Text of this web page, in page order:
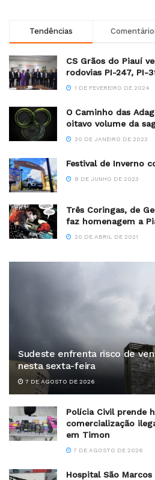
Tendências
CS Grãos do Piauí
rodovias PI-247, PI-
1 DE FEVEREIRO DE 2024
O Caminho das
oitavo volume da
30 DE JANEIRO DE 2023
Festival de Inverno
8 DE JUNHO DE 2023
Três Coringas, de
faz homenagem a
20 DE ABRIL DE 2021
Sudeste enfrenta risco de
nesta sexta-feira
7 DE AGOSTO DE 2026
Polícia Civil prende
comercialização
em Timon
7 DE AGOSTO DE 2026
Hospital São